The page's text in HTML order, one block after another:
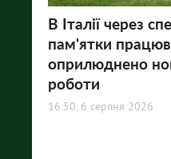
В Італії через
пам'ятки
оприлюднено
роботи
16:50, 6 серпня 2026